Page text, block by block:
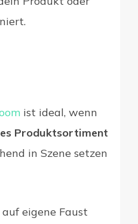
ist ideal, wenn
Produktsortiment
in Szene setzen
eigene Faust